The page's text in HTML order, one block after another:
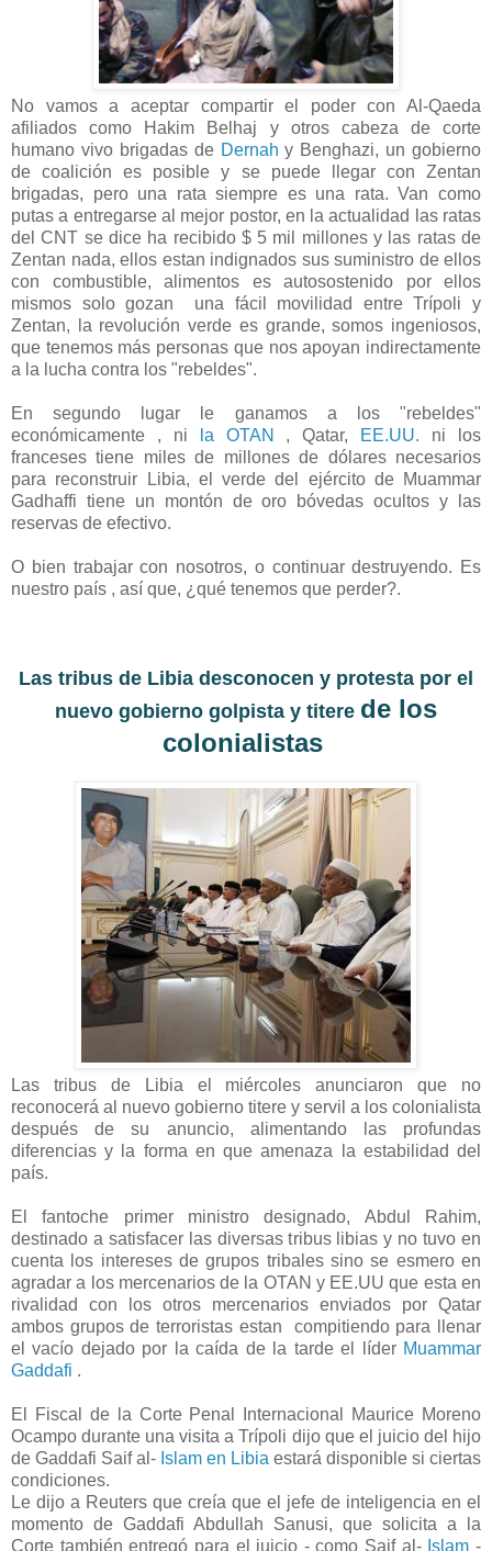
No vamos a aceptar compartir el poder con Al-Qaeda
afiliados como Hakim Belhaj y otros cabeza de corte
humano vivo brigadas de Dernah y Benghazi, un gobierno
de coalición es posible y se puede llegar con Zentan
brigadas, pero una rata siempre es una rata.Van como
putas a entregarse al mejor postor, en la actualidad las ratas
del CNT se dice ha recibido $ 5 mil millones y las ratas de
Zentan nada, ellos estan indignados sus suministro de ellos
con combustible, alimentos es autosostenido por ellos
mismos solo gozan una fácil movilidad entre Trípoli y
Zentan, la revolución verde es grande, somos ingeniosos,
que tenemos más personas que nos apoyan indirectamente
a la lucha contra los "rebeldes".
En segundo lugar le ganamos a los "rebeldes"
económicamente , ni
la OTAN , Qatar, EE.UU. ni los
franceses tiene miles de millones de dólares necesarios
para reconstruir Libia, el verde del ejército de Muammar
Gadhaffi tiene un montón de oro bóvedas ocultos y las
reservas de efectivo.
O bien trabajar con nosotros, o continuar destruyendo. Es
nuestro país , así que, ¿qué tenemos que perder?.
Las tribus de Libia desconocen y protesta por el
nuevo gobierno golpista y titere de los
colonialistas
Las tribus de Libia el miércoles anunciaron que no
reconocerá al nuevo gobierno titere y servil a los colonialista
después de su anuncio, alimentando las profundas
diferencias y la forma en que amenaza la estabilidad del
país.
El fantoche primer ministro designado, Abdul Rahim,
destinado a satisfacer las diversas tribus libias y no tuvo en
cuenta los intereses de grupos tribales sino se esmero en
agradar a los mercenarios de la OTAN y EE.UU que esta en
rivalidad con los otros mercenarios enviados por Qatar
ambos grupos de terroristas estan compitiendo para llenar
el vacío dejado por la caída de la tarde el líder Muammar
Gaddafi .
El Fiscal de la Corte Penal Internacional Maurice Moreno
Ocampo durante una visita a Trípoli dijo que el juicio del hijo
de Gaddafi Saif al- Islam en Libia estará disponible si ciertas
condiciones.
Le dijo a Reuters que creía que el jefe de inteligencia en el
momento de Gaddafi Abdullah Sanusi, que solicita a la
Corte también entregó para el juicio - como Saif al- Islam -